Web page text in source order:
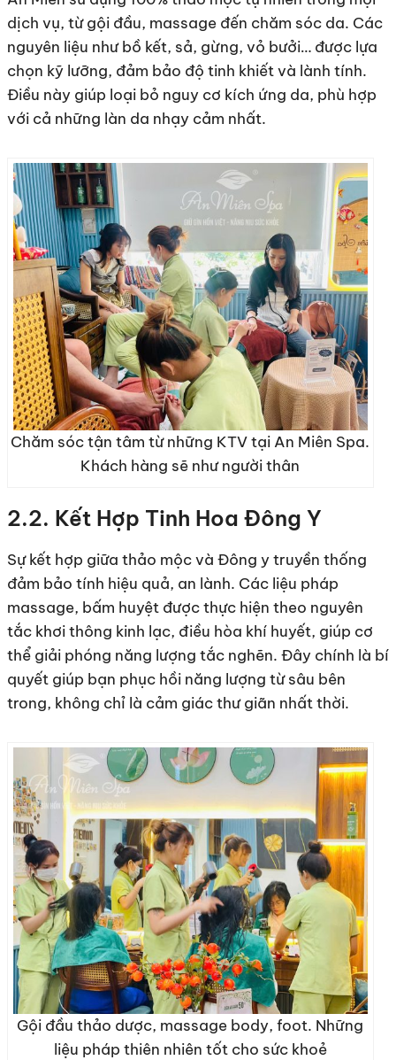
dịch vụ, từ gội đầu, massage đến chăm sóc da. Các
nguyên liệu như bồ kết, sả, gừng, vỏ bưởi… được lựa
chọn kỹ lưỡng, đảm bảo độ tinh khiết và lành tính.
Điều này giúp loại bỏ nguy cơ kích ứng da, phù hợp
với cả những làn da nhạy cảm nhất.
Chăm sóc tận tâm từ những KTV tại An Miên Spa.
Khách hàng sẽ như người thân
2.2. Kết Hợp Tinh Hoa Đông Y
Sự kết hợp giữa thảo mộc và Đông y truyền thống
đảm bảo tính hiệu quả, an lành. Các liệu pháp
massage, bấm huyệt được thực hiện theo nguyên
tắc khơi thông kinh lạc, điều hòa khí huyết, giúp cơ
thể giải phóng năng lượng tắc nghẽn. Đây chính là bí
quyết giúp bạn phục hồi năng lượng từ sâu bên
trong, không chỉ là cảm giác thư giãn nhất thời.
Gội đầu thảo dược, massage body, foot. Những
liệu pháp thiên nhiên tốt cho sức khoẻ